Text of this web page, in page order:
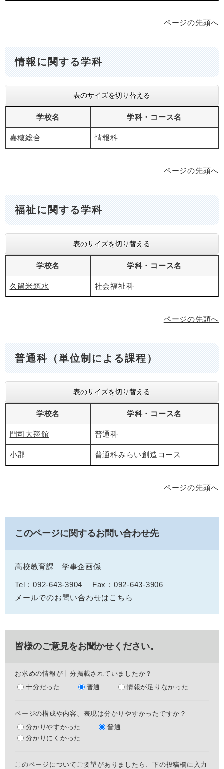
ページの先頭へ
情報に関する学科
表のサイズを切り替える
学校名 学科・コース名
嘉穂総合 情報科
ページの先頭へ
福祉に関する学科
表のサイズを切り替える
学校名 学科・コース名
久留米筑水 社会福祉科
ページの先頭へ
普通科（単位制による課程）
表のサイズを切り替える
学校名 学科・コース名
門司大翔館 普通科
小郡 普通科みらい創造コース
ページの先頭へ
このページに関するお問い合わせ先
高校教育課 学事企画係
Tel：092-643-3904
Fax：092-643-3906
メールでのお問い合わせはこちら
皆様のご意見をお聞かせください。
お求めの情報が十分掲載されていましたか？
十分だった
普通 情報が足りなかった
ページの構成や内容、表現は分かりやすかったですか？
分かりやすかった
普通
分かりにくかった
このページについてご要望がありましたら、下の投稿欄に入力